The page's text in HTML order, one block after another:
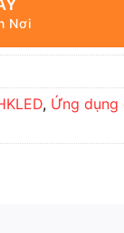
, Ứng dụng